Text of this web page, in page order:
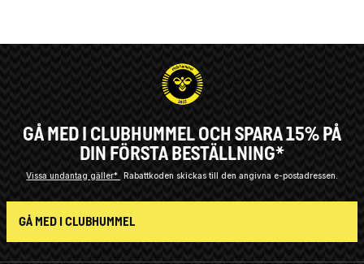
GÅ MED I CLUBHUMMEL OCH SPARA 15% PÅ
DIN FÖRSTA BESTÄLLNING*
Vissa undantag gäller* Rabattkoden skickas till den angivna e-postadressen.
GÅ MED I CLUBHUMMEL